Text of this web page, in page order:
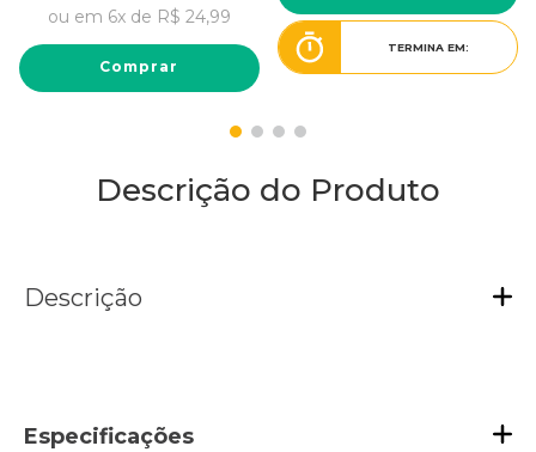
ou em 6x de R$ 24,99
Comprar
TERMINA EM:
Descrição do Produto
Descrição
Especificações